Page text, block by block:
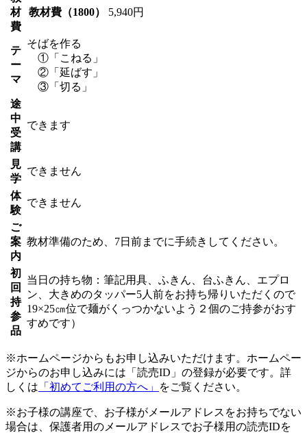
材
費
教材費（1800） 5,940円
テ
ー
マ
そばを作る
①「こねる」
②「延ばす」
③「切る」
途
中
受
講
できます
見
学
できません
体
験
できません
ご
案
内
教材準備のため、7日前までに手続きしてください。
初
回
持
参
品
当日の持ち物：筆記用具、ふきん、台ふきん、エプロ
ン、大きめのタッパー5人前をお持ち帰りいただくので
19×25㎝位で麺がくっつかないよう２個のご持参がおす
すめです）
※ホームページからもお申し込みいただけます。ホームペー
ジからのお申し込みには「読売ID」の登録が必要です。詳
しくは 「初めてご利用の方へ」 をご覧ください。
※お子様の講座で、お子様がメールアドレスをお持ちでない
場合は、保護者用のメールアドレスでお子様用の読売IDを